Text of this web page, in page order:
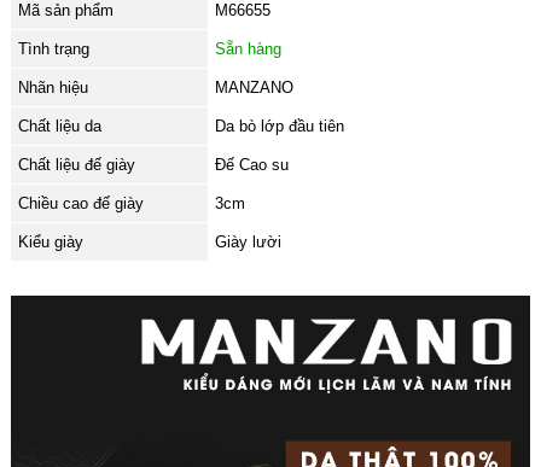
Mã sản phẩm M66655
Tình trạng Sẵn hàng
Nhãn hiệu MANZANO
Chất liệu da Da bò lớp đầu tiên
Chất liệu đế giày Đế Cao su
Chiều cao đế giày 3cm
Kiểu giày Giày lười